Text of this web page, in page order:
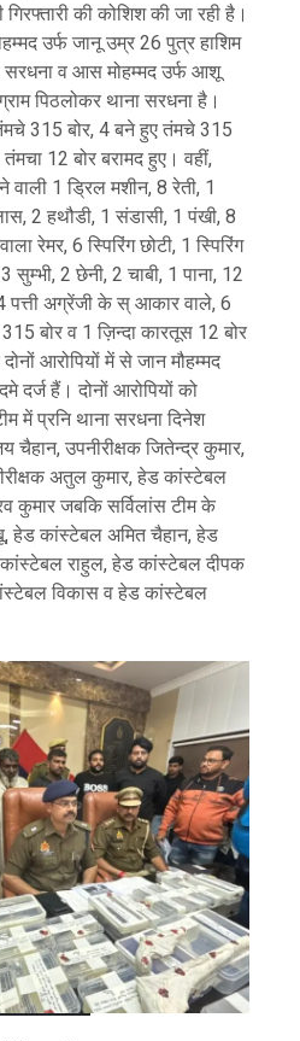
की कोशिश की जा रही है।
उर्फ जानू उम्र 26 पुत्र हाशिम
सरधना व आस मोहम्मद उर्फ आशू
पिठलोकर थाना सरधना है।
315 बोर, 4 बने हुए तंमचे 315
12 बोर बरामद हुए। वहीं,
वाली 1 ड्रिल मशीन, 8 रेती, 1
2 हथौडी, 1 संडासी, 1 पंखी, 8
रेमर, 6 स्पिरिंग छोटी, 1 स्पिरिंग
सुम्भी, 2 छेनी, 2 चाबी, 1 पाना, 12
पत्ती अग्रेंजी के स् आकार वाले, 6
बोर व 1 ज़िन्दा कारतूस 12 बोर
आरोपियों में से जान मौहम्मद
दर्ज हैं। दोनों आरोपियों को
में प्रनि थाना सरधना दिनेश
चैहान, उपनीरीक्षक जितेन्द्र कुमार,
अतुल कुमार, हेड कांस्टेबल
कुमार जबकि सर्विलांस टीम के
हेड कांस्टेबल अमित चैहान, हेड
राहुल, हेड कांस्टेबल दीपक
विकास व हेड कांस्टेबल